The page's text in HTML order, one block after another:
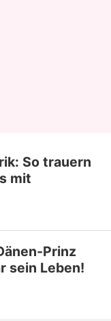
So trauern
mit
Prinz
sein Leben!